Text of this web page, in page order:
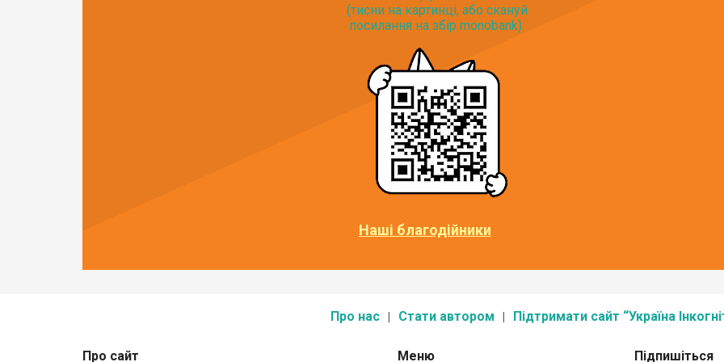
(тисни на картинці, або скануй
посилання на збір monobank):
Наші благодійники
Про нас Стати автором Підтримати сайт “Україна
Про сайт Меню Підпишіться